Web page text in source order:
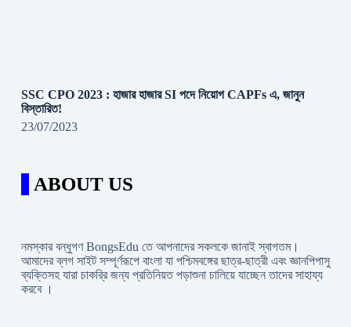
SSC CPO 2023 : হাজার হাজার SI পদে নিয়োগ CAPFs এ, জানুন
বিস্তারিত!
23/07/2023
ABOUT US
নমস্কার বন্ধুগণ BongsEdu তে আপনাদের সকলকে জানাই স্বাগতম।
আমাদের ব্লগ সাইট সম্পূর্ণরূপে বাংলা যা পশ্চিমবঙ্গের ছাত্র-ছাত্রী এবং জ্ঞানপিপাসু
ব্যক্তিসহ যারা চাকরি্র জন্য প্রতিনিয়ত পড়াশুনা চালিয়ে যাচ্ছেন তাদের সাহায্য
করবে ।